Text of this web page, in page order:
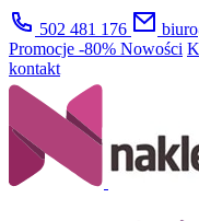
502 481 176
Promocje -80% Nowości
kontakt